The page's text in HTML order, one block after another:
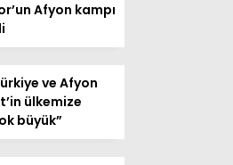
Afyon kampı
ve Afyon
ülkemize
büyük”